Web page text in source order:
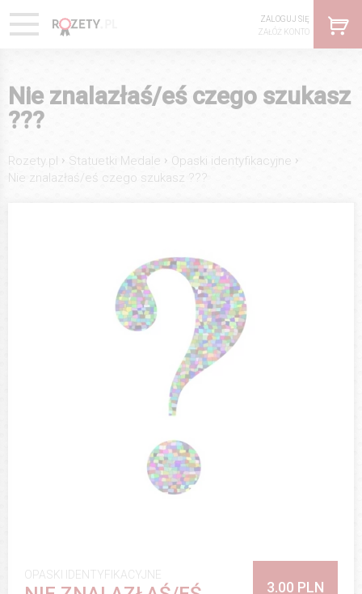
ZALOGUJ SIĘ
ZAŁÓŻ KONTO
Nie znalazłaś/eś czego szukasz
???
Rozety.pl › Statuetki Medale › Opaski identyfikacyjne ›
Nie znalazłaś/eś czego szukasz ???
OPASKI IDENTYFIKACYJNE
3.00 PLN